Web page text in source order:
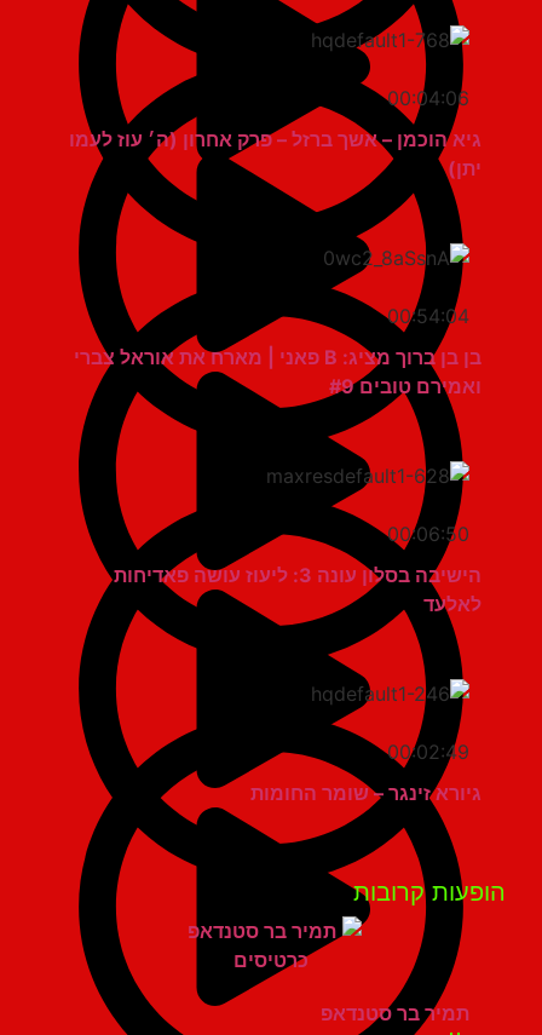
00:04:06
גיא הוכמן – אשך ברזל – פרק אחרון (ה׳ עוז לעמו
00:54:04
בן בן ברוך מציג: B פאני | מארח את אוראל צברי
ואמירם טובים #9
00:06:50
הישיבה בסלון עונה 3: ליעוז עושה פאדיחות
00:02:49
גיורא זינגר – שומר החומות
קרובות
תמיר בר סטנדאפ